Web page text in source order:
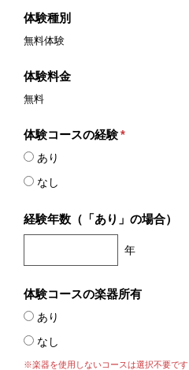
体験種別
無料体験
体験料金
無料
体験コースの経験*
あり
なし
経験年数（「あり」の場合）
年
体験コースの楽器所有
あり
なし
※楽器を使用しないコースは選択不要です